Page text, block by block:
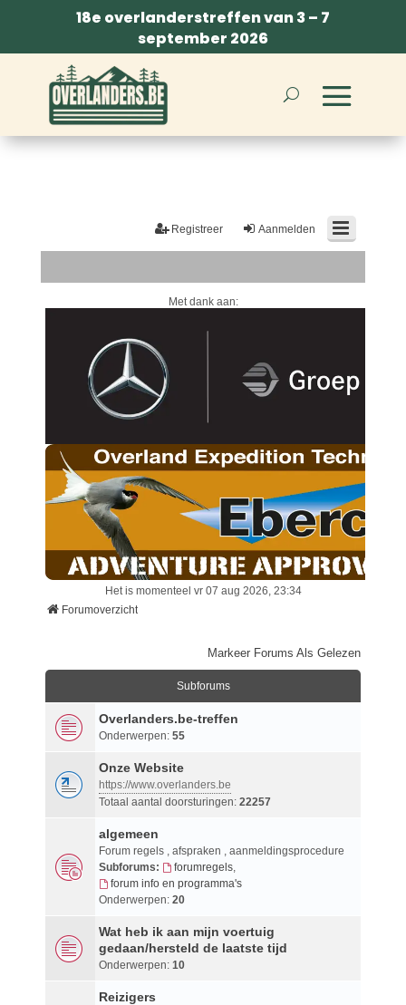
18e overlanderstreffen van 3 – 7
september 2026